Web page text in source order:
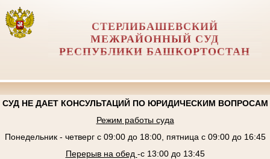
СТЕРЛИБАШЕВСКИЙ
МЕЖРАЙОННЫЙ СУД
РЕСПУБЛИКИ БАШКОРТОСТАН
СУД НЕ ДАЕТ КОНСУЛЬТАЦИЙ ПО ЮРИДИЧЕСКИМ ВОПРОСАМ
Режим работы суда
Понедельник - четверг с 09:00 до 18:00, пятница с 09:00 до 16:45
Перерыв на обед -с 13:00 до 13:45